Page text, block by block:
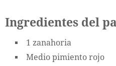
Ingredientes del
1 zanahoria
Medio pimiento rojo